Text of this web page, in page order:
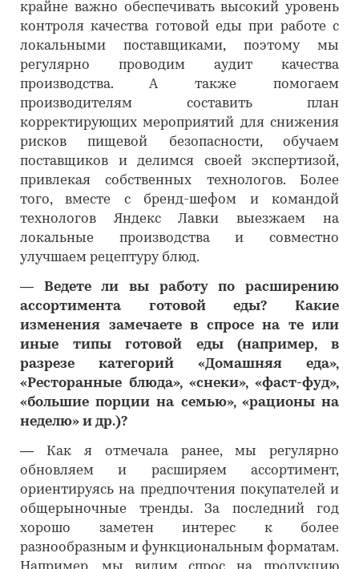
крайне важно обеспечивать высокий уровень
контроля качества готовой еды при работе с
локальными поставщиками, поэтому мы
регулярно проводим аудит качества
производства. А также помогаем
производителям составить план
корректирующих мероприятий для снижения
рисков пищевой безопасности, обучаем
поставщиков и делимся своей экспертизой,
привлекая собственных технологов. Более
того, вместе с бренд-шефом и командой
технологов Яндекс Лавки выезжаем на
локальные производства и совместно
улучшаем рецептуру блюд.
―
Ведете ли вы работу по расширению
ассортимента готовой еды? Какие
изменения замечаете в спросе на те или
иные типы готовой еды (например, в
разрезе категорий «Домашняя еда»,
«Ресторанные блюда», «снеки», «фаст-фуд»,
«большие порции на семью», «рационы на
неделю» и др.)?
―
Как я отмечала ранее, мы регулярно
обновляем и расширяем ассортимент,
ориентируясь на предпочтения покупателей и
общерыночные тренды. За последний год
хорошо заметен интерес к более
разнообразным и функциональным форматам.